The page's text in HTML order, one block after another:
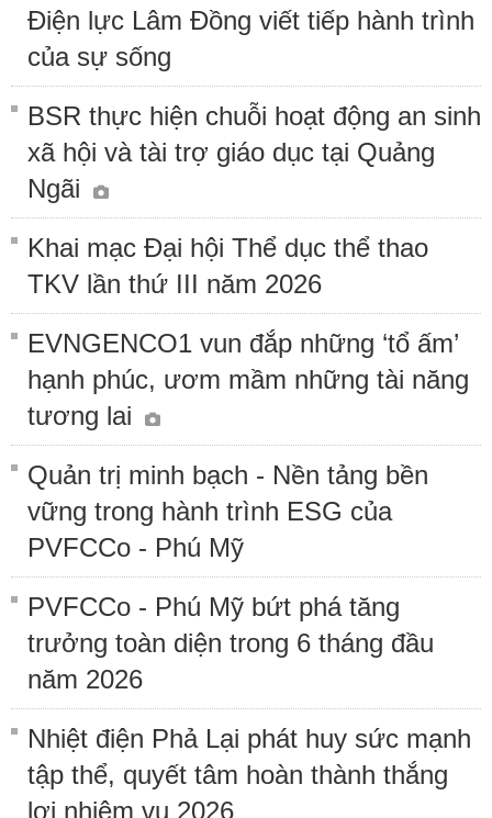
Điện lực Lâm Đồng viết tiếp hành trình
của sự sống
BSR thực hiện chuỗi hoạt động an sinh
xã hội và tài trợ giáo dục tại Quảng
Ngãi
Khai mạc Đại hội Thể dục thể thao
TKV lần thứ III năm 2026
EVNGENCO1 vun đắp những ‘tổ ấm’
hạnh phúc, ươm mầm những tài năng
tương lai
Quản trị minh bạch - Nền tảng bền
vững trong hành trình ESG của
PVFCCo - Phú Mỹ
PVFCCo - Phú Mỹ bứt phá tăng
trưởng toàn diện trong 6 tháng đầu
năm 2026
Nhiệt điện Phả Lại phát huy sức mạnh
tập thể, quyết tâm hoàn thành thắng
lợi nhiệm vụ 2026